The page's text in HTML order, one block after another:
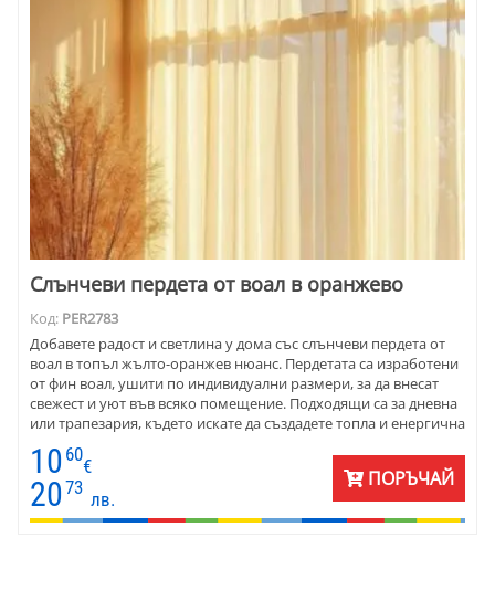
Слънчеви пердета от воал в оранжево
Код: PER2783
Добавете радост и светлина у дома със слънчеви пердета от
воал в топъл жълто-оранжев нюанс. Пердетата са изработени
от фин воал, ушити по индивидуални размери, за да внесат
свежест и уют във всяко помещение. Подходящи са за дневна
или трапезария, където искате да създадете топла и енергична
атмосфера. Цвят номер 10 на общата снимка.
10 60
€
2073
лв.
ПОРЪЧАЙ